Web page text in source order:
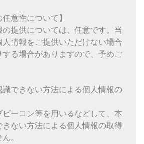
意性について】
提供については、任意です。当
情報をご提供いただけない場合
る場合がありますので、予めご
識できない方法による個人情報の
ビーコン等を用いるなどして、本
きない方法による個人情報の取得
。